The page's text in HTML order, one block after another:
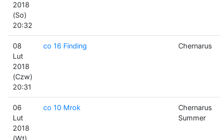
2018
(So)
20:32
08
Lut
2018
(Czw)
20:31
co 16 Finding Chernarus
06
Lut
2018
co 10 Mrok
Chernarus
Summer